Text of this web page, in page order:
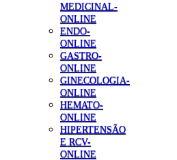
MEDICINAL-
ONLINE
ENDO-
ONLINE
GASTRO-
ONLINE
GINECOLOGIA-
ONLINE
HEMATO-
ONLINE
HIPERTENSÃO
E RCV-
ONLINE